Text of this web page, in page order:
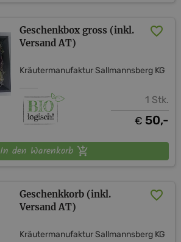
Geschenkbox gross (inkl.
Versand AT)
Kräutermanufaktur Sallmannsberg KG
1 Stk.
€ 50,-
In den Warenkorb
Geschenkkorb (inkl.
Versand AT)
Kräutermanufaktur Sallmannsberg KG